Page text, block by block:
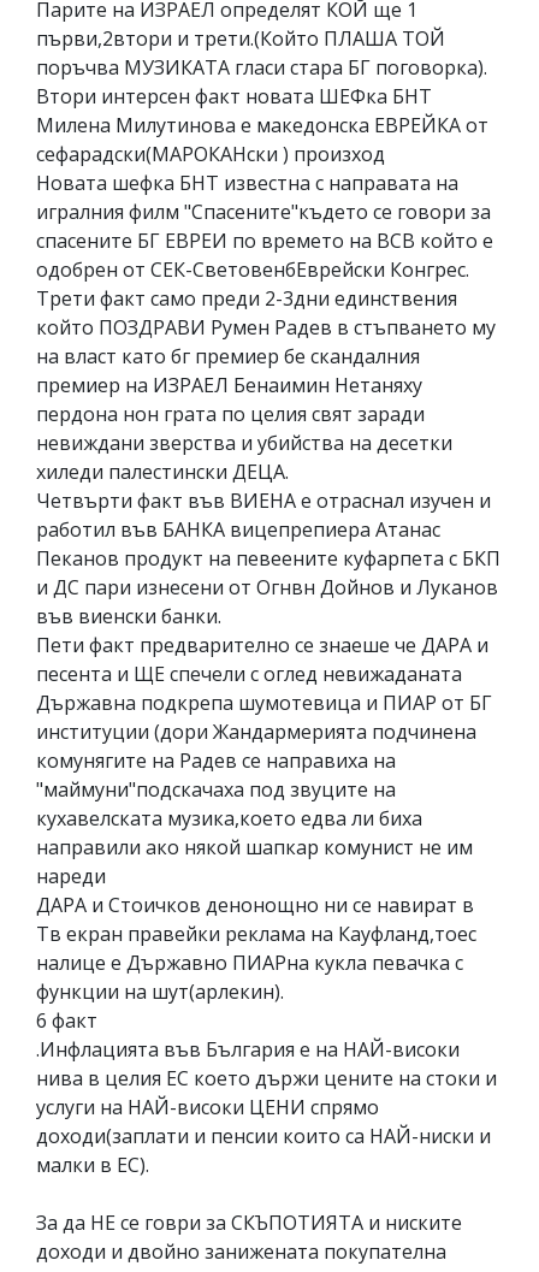
Парите на ИЗРАЕЛ определят КОЙ ще 1
първи,2втори и трети.(Който ПЛАША ТОЙ
поръчва МУЗИКАТА гласи стара БГ поговорка).
Втори интерсен факт новата ШЕФка БНТ
Милена Милутинова е македонска ЕВРЕЙКА от
сефарадски(МАРОКАНски ) произход
Новата шефка БНТ известна с направата на
игралния филм "Спасените"където се говори за
спасените БГ ЕВРЕИ по времето на ВСВ който е
одобрен от СЕК-СветовенбЕврейски Конгрес.
Трети факт само преди 2-3дни единствения
който ПОЗДРАВИ Румен Радев в стъпването му
на власт като бг премиер бе скандалния
премиер на ИЗРАЕЛ Бенаимин Нетаняху
пердона нон грата по целия свят заради
невиждани зверства и убийства на десетки
хиледи палестински ДЕЦА.
Четвърти факт във ВИЕНА е отраснал изучен и
работил във БАНКА вицепрепиера Атанас
Пеканов продукт на певеените куфарпета с БКП
и ДС пари изнесени от Огнвн Дойнов и Луканов
във виенски банки.
Пети факт предварително се знаеше че ДАРА и
песента и ЩЕ спечели с оглед невижаданата
Държавна подкрепа шумотевица и ПИАР от БГ
институции (дори Жандармерията подчинена
комунягите на Радев се направиха на
"маймуни"подскачаха под звуците на
кухавелската музика,което едва ли биха
направили ако някой шапкар комунист не им
нареди
ДАРА и Стоичков денонощно ни се навират в
Тв екран правейки реклама на Кауфланд,тоес
налице е Държавно ПИАРна кукла певачка с
функции на шут(арлекин).
6 факт
.Инфлацията във България е на НАЙ-високи
нива в целия ЕС което държи цените на стоки и
услуги на НАЙ-високи ЦЕНИ спрямо
доходи(заплати и пенсии които са НАЙ-ниски и
малки в ЕС).
За да НЕ се говри за СКЪПОТИЯТА и ниските
доходи и двойно занижената покупателна